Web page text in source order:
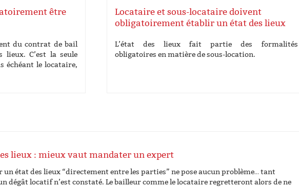
être
du contrat de bail
lieux. C’est la seule
échéant le locataire,
Locataire et sous-locataire doivent
obligatoirement établir un état des lieux
L’état des lieux fait partie des formalités
obligatoires en matière de sous-location.
lieux : mieux vaut mandater un expert
un état des lieux “directement entre les parties” ne pose aucun problème… tant
dégât locatif n’est constaté. Le bailleur comme le locataire regretteront alors de ne